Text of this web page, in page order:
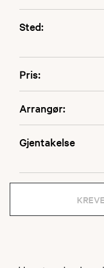
Sted:
Pris:
Arrangør:
Gjentakelse